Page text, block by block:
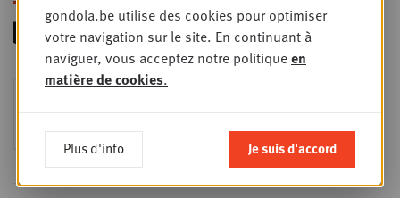
SEPT
Foodservice - Joint
Intro to Negotiation: Succes aan de
onderhandelingstafel is geen toeval!
gondola.be utilise des cookies pour optimiser
votre navigation sur le site. En continuant à
naviguer, vous acceptez notre politiqueen
matière de cookies.
Plus d'info Je suis d'accord